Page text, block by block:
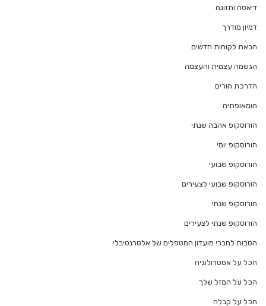
דיאטה ותזונה
דמיון מודרך
הבאת לקוחות חדשים
הגשמה עצמית והעצמה
הדרכת הורים
הומאופתיה
הורוסקופ אהבה שנתי
הורוסקופ יומי
הורוסקופ שבועי
הורוסקופ שבועי לצעירים
הורוסקופ שנתי
הורוסקופ שנתי לצעירים
הטבות לחברי מועדון המטפלים של אלטרנטיבלי
הכל על אסטרולוגיה
הכל על המזל שלך
הכל על קבלה